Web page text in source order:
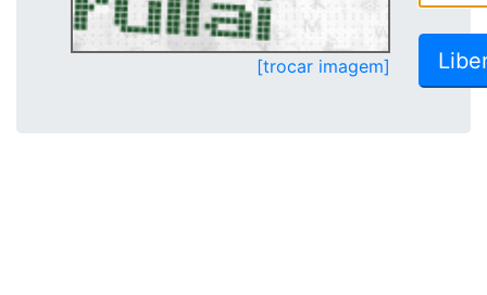
[trocar imagem]